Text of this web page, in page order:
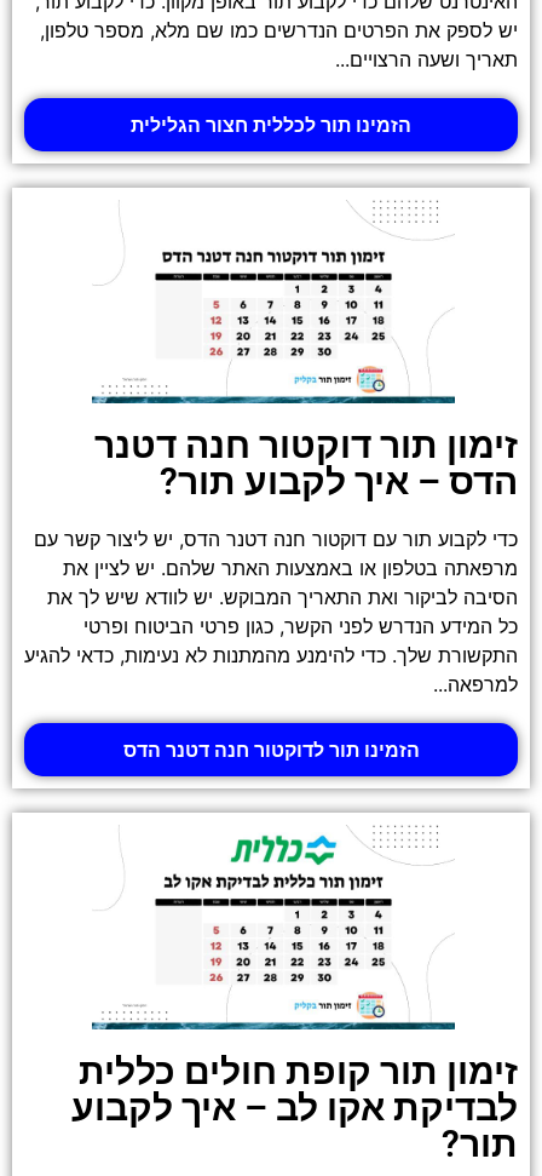
יש לספק את הפרטים הנדרשים כמו שם מלא, מספר טלפון,
תאריך ושעה הרצויים...
הזמינו תור לכללית חצור הגלילית
זימון תור דוקטור חנה דטנר
הדס – איך לקבוע תור?
כדי לקבוע תור עם דוקטור חנה דטנר הדס, יש ליצור קשר עם
מרפאתה בטלפון או באמצעות האתר שלהם. יש לציין את
הסיבה לביקור ואת התאריך המבוקש. יש לוודא שיש לך את
כל המידע הנדרש לפני הקשר, כגון פרטי הביטוח ופרטי
התקשורת שלך. כדי להימנע מהמתנות לא נעימות, כדאי להגיע
למרפאה...
הזמינו תור לדוקטור חנה דטנר הדס
זימון תור קופת חולים כללית
לבדיקת אקו לב – איך לקבוע
תור?